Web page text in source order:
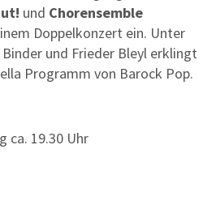
und Chorensemble
Doppelkonzert ein. Unter
und Frieder Bleyl erklingt
Programm von Barock Pop.
ca. 19.30 Uhr